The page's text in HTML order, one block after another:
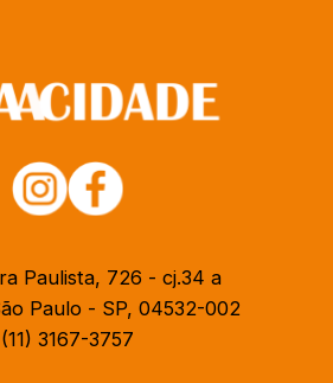
Paulista, 726 - cj.34 a
Paulo - SP, 04532-002
(11) 3167-3757